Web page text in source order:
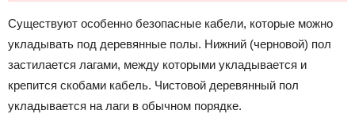
Существуют особенно безопасные кабели, которые можно
укладывать под деревянные полы. Нижний (черновой) пол
застилается лагами, между которыми укладывается и
крепится скобами кабель. Чистовой деревянный пол
укладывается на лаги в обычном порядке.